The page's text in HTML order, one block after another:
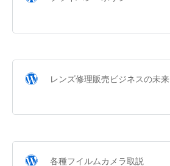
レンズ修理販売ビジネスの未来
各種フイルムカメラ取説